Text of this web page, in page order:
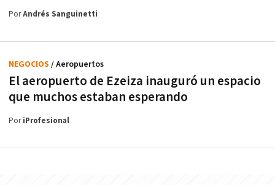
PorAndrés Sanguinetti
El aeropuerto de Ezeiza inauguró un espacio
que muchos estaban esperando
NEGOCIOS / Aeropuertos
PoriProfesional